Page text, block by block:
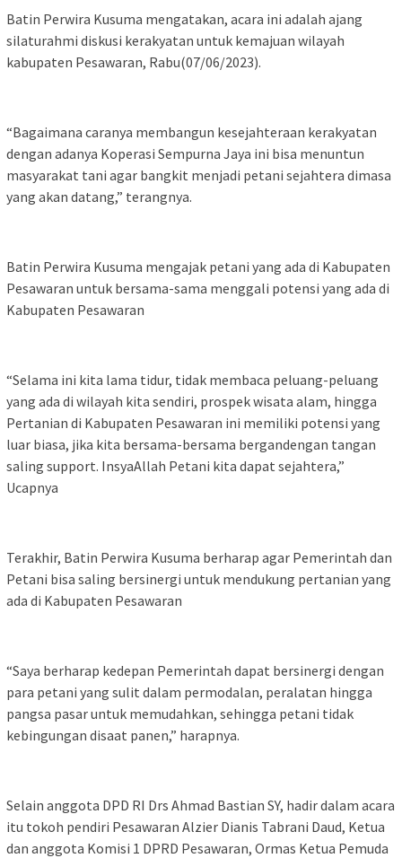
Batin Perwira Kusuma mengatakan, acara ini adalah ajang
silaturahmi diskusi kerakyatan untuk kemajuan wilayah
kabupaten Pesawaran, Rabu(07/06/2023).
“Bagaimana caranya membangun kesejahteraan kerakyatan
dengan adanya Koperasi Sempurna Jaya ini bisa menuntun
masyarakat tani agar bangkit menjadi petani sejahtera dimasa
yang akan datang,” terangnya.
Batin Perwira Kusuma mengajak petani yang ada di Kabupaten
Pesawaran untuk bersama-sama menggali potensi yang ada di
Kabupaten Pesawaran
“Selama ini kita lama tidur, tidak membaca peluang-peluang
yang ada di wilayah kita sendiri, prospek wisata alam, hingga
Pertanian di Kabupaten Pesawaran ini memiliki potensi yang
luar biasa, jika kita bersama-bersama bergandengan tangan
saling support. InsyaAllah Petani kita dapat sejahtera,”
Ucapnya
Terakhir, Batin Perwira Kusuma berharap agar Pemerintah dan
Petani bisa saling bersinergi untuk mendukung pertanian yang
ada di Kabupaten Pesawaran
“Saya berharap kedepan Pemerintah dapat bersinergi dengan
para petani yang sulit dalam permodalan, peralatan hingga
pangsa pasar untuk memudahkan, sehingga petani tidak
kebingungan disaat panen,” harapnya.
Selain anggota DPD RI Drs Ahmad Bastian SY, hadir dalam acara
itu tokoh pendiri Pesawaran Alzier Dianis Tabrani Daud, Ketua
dan anggota Komisi 1 DPRD Pesawaran, Ormas Ketua Pemuda